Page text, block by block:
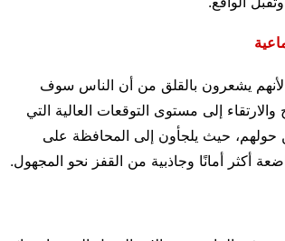
يشعرون بالقلق من أن الناس سوف
إلى مستوى التوقعات العالية التي
حولهم، حيث يلجأون إلى المحافظة على
أكثر أمانًا وجاذبية من القفز نحو المجهول.